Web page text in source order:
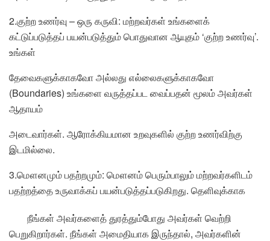
2.குற்ற உணர்வு – ஒரு கருவி: மற்றவர்கள் உங்களைக்
கட்டுப்படுத்தப் பயன்படுத்தும் பொதுவான ஆயுதம் ‘குற்ற உணர்வு’.
உங்கள்
தேவைகளுக்காகவோ அல்லது எல்லைகளுக்காகவோ
(Boundaries) உங்களை வருத்தப்பட வைப்பதன் மூலம் அவர்கள்
ஆதாயம்
அடைவார்கள். ஆரோக்கியமான உறவுகளில் குற்ற உணர்விற்கு
இடமில்லை.
3.மௌனமும் பதற்றமும்: மௌனம் பெரும்பாலும் மற்றவர்களிடம்
பதற்றத்தை உருவாக்கப் பயன்படுத்தப்படுகிறது. தெளிவுக்காக
நீங்கள் அவர்களைத் துரத்தும்போது அவர்கள் வெற்றி
பெறுகிறார்கள். நீங்கள் அமைதியாக இருந்தால், அவர்களின்